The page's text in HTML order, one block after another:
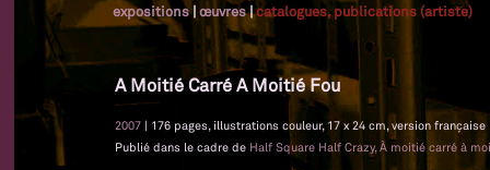
expositions|œuvres|catalogues, publications (artiste)
A Moitié Carré A Moitié Fou
2007 | 176 pages, illustrations couleur, 17 x 24 cm, version française
Publié dans le cadre de Half Square Half Crazy, À moitié carré à